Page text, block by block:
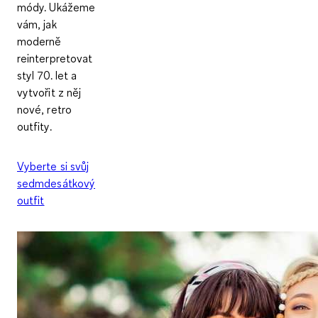
módy. Ukážeme
vám, jak
moderně
reinterpretovat
styl 70. let a
vytvořit z něj
nové, retro
outfity.
Vyberte si svůj
sedmdesátkový
outfit